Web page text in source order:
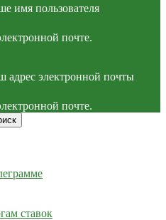
имя пользователя
почте.
адрес электронной почты
почте.
ставок